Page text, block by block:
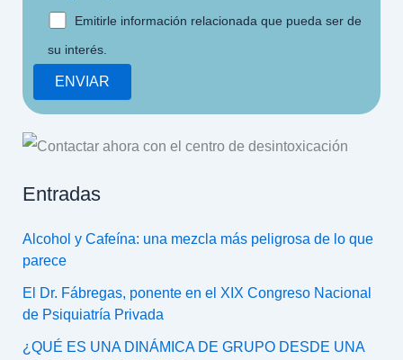
Emitirle información relacionada que pueda ser de
su interés.
Entradas
Alcohol y Cafeína: una mezcla más peligrosa de lo que
parece
El Dr. Fábregas, ponente en el XIX Congreso Nacional
de Psiquiatría Privada
¿QUÉ ES UNA DINÁMICA DE GRUPO DESDE UNA